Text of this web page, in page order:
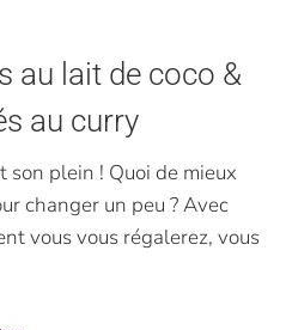
au lait de coco &
au curry
son plein ! Quoi de mieux
changer un peu ? Avec
vous vous régalerez, vous